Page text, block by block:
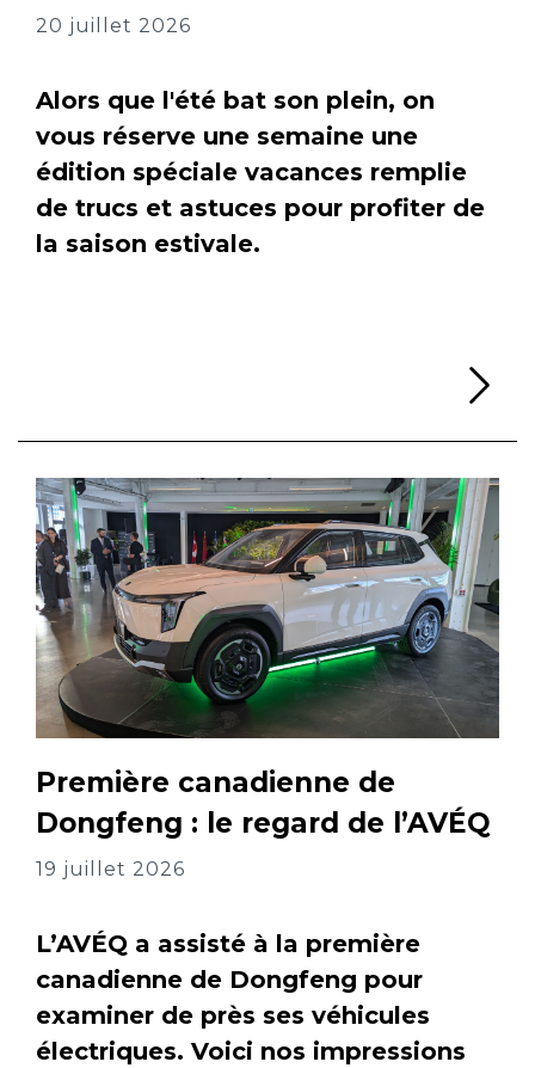
20 juillet 2026
Alors que l'été bat son plein, on
vous réserve une semaine une
édition spéciale vacances remplie
de trucs et astuces pour profiter de
la saison estivale.
Première canadienne de
Dongfeng : le regard de l’AVÉQ
19 juillet 2026
L’AVÉQ a assisté à la première
canadienne de Dongfeng pour
examiner de près ses véhicules
électriques. Voici nos impressions